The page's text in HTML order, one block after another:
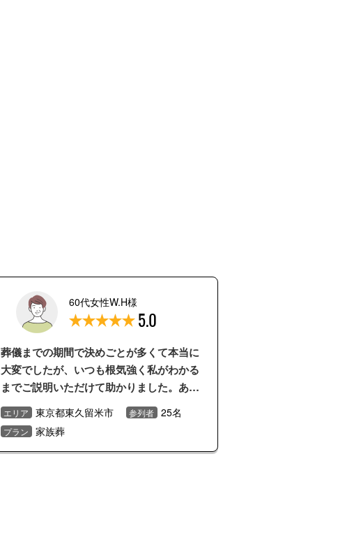
60代女性W.H様
5.0
葬儀までの期間で決めごとが多くて本当に
大変でしたが、いつも根気強く私がわかる
までご説明いただけて助かりました。あり
がとうございました。
エリア 東京都東久留米市 参列者 25名
プラン 家族葬